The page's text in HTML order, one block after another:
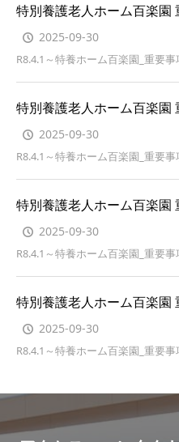
特別養護老人ホーム百楽園
2025-09-30
R8.4.1～特養ホーム百楽園_重要
特別養護老人ホーム百楽園
2025-09-30
R8.4.1～特養ホーム百楽園_重要
特別養護老人ホーム百楽園
2025-09-30
R8.4.1～特養ホーム百楽園_重要
特別養護老人ホーム百楽園
2025-09-30
R8.4.1～特養ホーム百楽園_重要